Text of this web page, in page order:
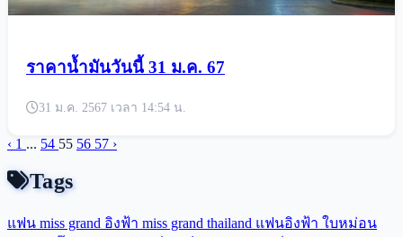
ราคาน้ำมันวันนี้ 31 ม.ค. 67
31 ม.ค. 2567 เวลา 14:54 น.
‹ 1 ... 54 55 56 57 ›
Tags
แฟน miss grand อิงฟ้า miss grand thailand แฟนอิงฟ้า ใบหม่อน